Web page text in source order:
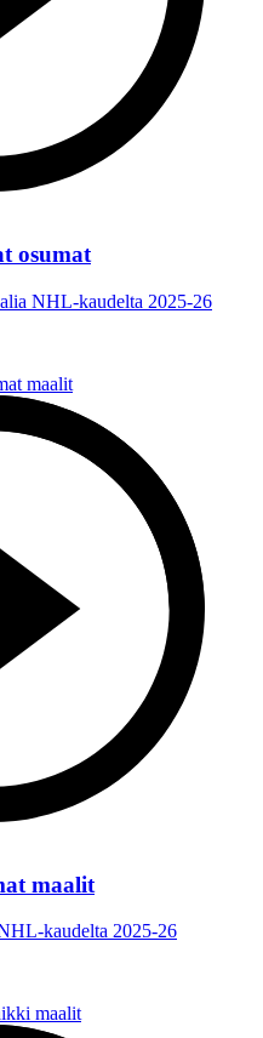
osumat
NHL-kaudelta 2025-26
maalit
kaudelta 2025-26